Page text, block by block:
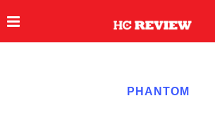
PHANTOM